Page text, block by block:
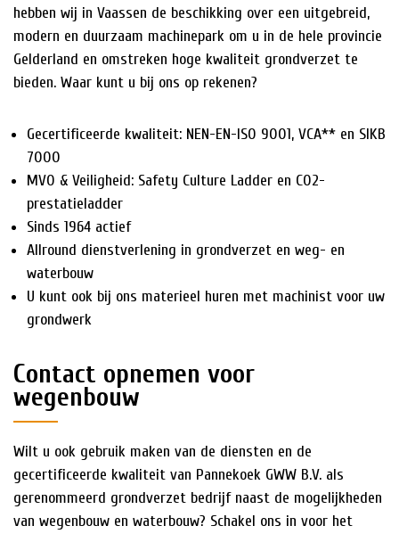
hebben wij in Vaassen de beschikking over een uitgebreid,
modern en duurzaam machinepark om u in de hele provincie
Gelderland en omstreken hoge kwaliteit grondverzet te
bieden. Waar kunt u bij ons op rekenen?
Gecertificeerde kwaliteit: NEN-EN-ISO 9001, VCA** en SIKB
7000
MVO & Veiligheid: Safety Culture Ladder en CO2-
prestatieladder
Sinds 1964 actief
Allround dienstverlening in grondverzet en weg- en
waterbouw
U kunt ook bij ons materieel huren met machinist voor uw
grondwerk
Contact opnemen voor
wegenbouw
Wilt u ook gebruik maken van de diensten en de
gecertificeerde kwaliteit van Pannekoek GWW B.V. als
gerenommeerd grondverzet bedrijf naast de mogelijkheden
van wegenbouw en waterbouw? Schakel ons in voor het